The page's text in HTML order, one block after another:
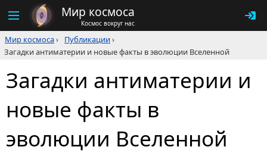
Мир космоса
Космос вокруг нас
Мир космоса› Публикации›
Загадки антиматерии и новые факты в эволюции Вселенной
Загадки антиматерии и
новые факты в
эволюции Вселенной